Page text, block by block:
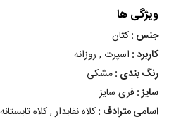
ویژگی ها
جنس :کتان
کاربرد : اسپرت , روزانه
رنگ بندی :مشکی
سایز : فری سایز
اسامی مترادف :کلاه نقابدار , کلاه